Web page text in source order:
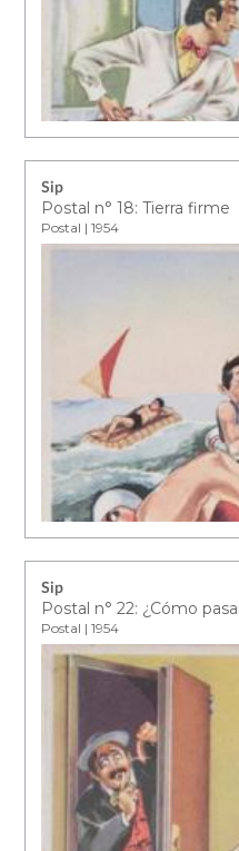
Sip
Postal n° 18: Tierra firme
Postal | 1954
Sip
Postal n° 22: ¿Cómo
Postal | 1954